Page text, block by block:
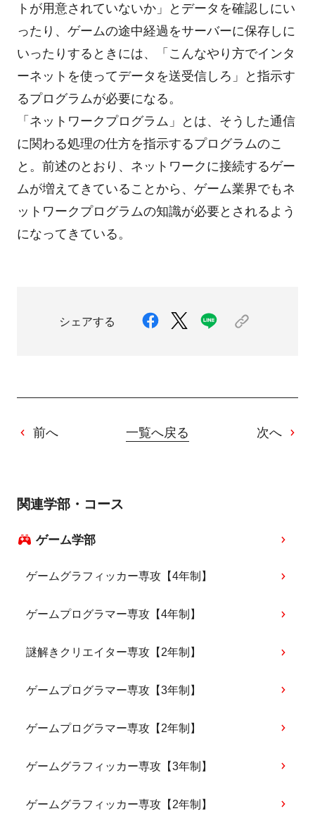
トが用意されていないか」とデータを確認しにい
ったり、ゲームの途中経過をサーバーに保存しに
いったりするときには、「こんなやり方でインタ
ーネットを使ってデータを送受信しろ」と指示す
るプログラムが必要になる。
「ネットワークプログラム」とは、そうした通信
に関わる処理の仕方を指示するプログラムのこ
と。前述のとおり、ネットワークに接続するゲー
ムが増えてきていることから、ゲーム業界でもネ
ットワークプログラムの知識が必要とされるよう
になってきている。
シェアする
前へ 一覧へ戻る 次へ
関連学部・コース
ゲーム学部
ゲームグラフィッカー専攻【4年制】
ゲームプログラマー専攻【4年制】
謎解きクリエイター専攻【2年制】
ゲームプログラマー専攻【3年制】
ゲームプログラマー専攻【2年制】
ゲームグラフィッカー専攻【3年制】
ゲームグラフィッカー専攻【2年制】